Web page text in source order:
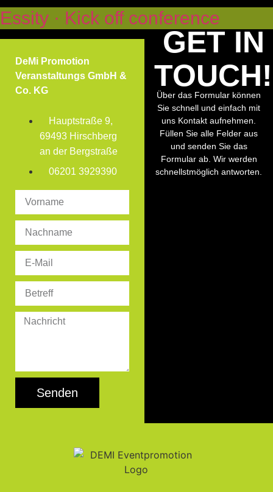
Essity · Kick off conference
DeMi Promotion
Veranstaltungs GmbH &
Co. KG
Hauptstraße 9,
69493 Hirschberg
an der Bergstraße
06201 3929390
Senden
GET IN
TOUCH!
Über das Formular können
Sie schnell und einfach mit
uns Kontakt aufnehmen.
Füllen Sie alle Felder aus
und senden Sie das
Formular ab. Wir werden
schnellstmöglich antworten.